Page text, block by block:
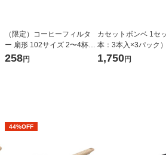
（限定）コーヒーフィルタ
ー 扇形 102サイズ 2〜4杯用
無漂白 大容量 1袋（120枚
258円
カセットボンベ 1セ
本：3本入×3パック
クル（イチオシ） オ
1,750円
44%OFF